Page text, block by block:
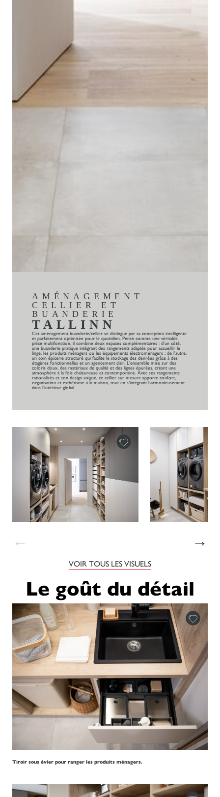
AMÉNAGEMENT
CELLIER ET
BUANDERIE
TALLINN
Cet aménagement buanderie/cellier se distingue par sa conception intelligente
et parfaitement optimisée pour le quotidien. Pensé comme une véritable
pièce multifonction, il combine deux espaces complémentaires : d’un côté,
une buanderie pratique intégrant des rangements adaptés pour accueillir le
linge, les produits ménagers ou les équipements électroménagers ; de l’autre,
un coin épicerie structuré qui facilite le stockage des denrées grâce à des
étagères fonctionnelles et un agencement clair. L’ensemble mise sur des
coloris doux, des matériaux de qualité et des lignes épurées, créant une
atmosphère à la fois chaleureuse et contemporaine. Avec ses rangements
rationalisés et son design soigné, ce cellier sur mesure apporte confort,
organisation et esthétisme à la maison, tout en s’intégrant harmonieusement
dans l’intérieur global.
← →
VOIR TOUS LES VISUELS
Le goût du détail
Tiroir sous évier pour ranger les produits ménagers.